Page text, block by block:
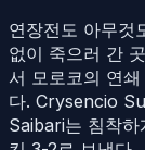
연장전도 아무것
없이 죽으러 간
서 모로코의 연
다. Crysencio
Saibari는 침착하